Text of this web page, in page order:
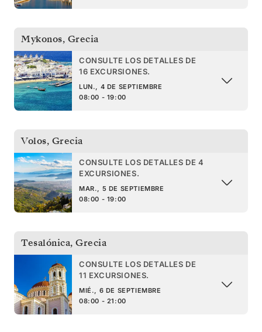
Mykonos, Grecia
CONSULTE LOS DETALLES DE
16 EXCURSIONES.
LUN., 4 DE SEPTIEMBRE
08:00 - 19:00
Volos, Grecia
CONSULTE LOS DETALLES DE 4
EXCURSIONES.
MAR., 5 DE SEPTIEMBRE
08:00 - 19:00
Tesalónica, Grecia
CONSULTE LOS DETALLES DE
11 EXCURSIONES.
MIÉ., 6 DE SEPTIEMBRE
08:00 - 21:00